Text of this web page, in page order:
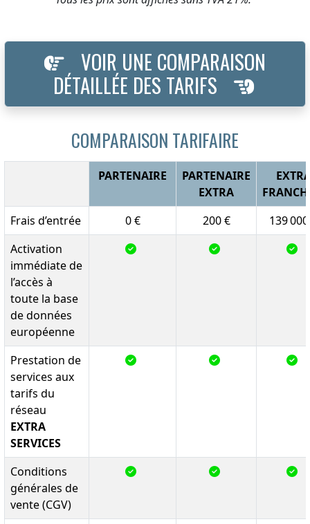
VOIR UNE COMPARAISON
DÉTAILLÉE DES TARIFS
COMPARAISON TARIFAIRE
PARTENAIRE
PARTENAIRE
EXTRA
Frais d’entrée
0 € 200 €
139
Activation
immédiate de
l’accès à
toute la base
de données
européenne
Prestation de
services aux
tarifs du
réseau
EXTRA
SERVICES
Conditions
générales de
vente (CGV)